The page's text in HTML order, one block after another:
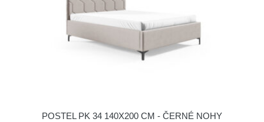
POSTEL PK 34 140X200 CM - ČERNÉ NOHY